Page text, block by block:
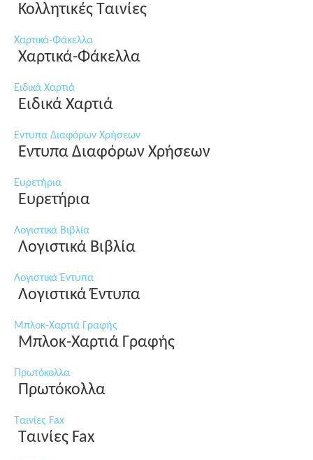
Κολλητικές Ταινίες
Χαρτικά-Φάκελλα
Χαρτικά-Φάκελλα
Ειδικά Χαρτιά
Ειδικά Χαρτιά
Εντυπα Διαφόρων Χρήσεων
Εντυπα Διαφόρων Χρήσεων
Ευρετήρια
Ευρετήρια
Λογιστικά Βιβλία
Λογιστικά Βιβλία
Λογιστικά Έντυπα
Λογιστικά Έντυπα
Μπλοκ-Χαρτιά Γραφής
Μπλοκ-Χαρτιά Γραφής
Πρωτόκολλα
Πρωτόκολλα
Ταινίες Fax
Ταινίες Fax